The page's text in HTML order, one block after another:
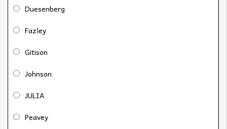
Duesenberg
Fazley
Gitison
Johnson
JULIA
Peavey